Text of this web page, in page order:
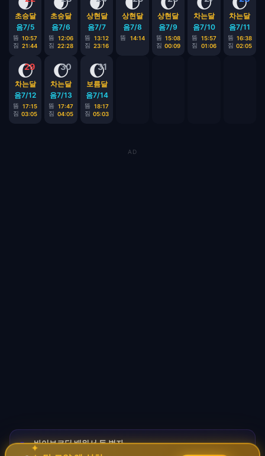
초승달
음7/5
뜸 10:57
짐 21:44
초승달
음7/6
뜸
12:06
짐 22:28
상현달
음7/7
뜸
13:12
짐 23:16
상현달
음7/8
뜸 14:14
상현달
음7/9
뜸 15:08
짐 00:09
차는달
음7/10
뜸
15:57
짐
01:06
차는달
음7/11
뜸 16:38
짐 02:05
29
🌔
차는달
음7/12
뜸
17:15
짐 03:05
30
🌔
차는달
음7/13
뜸
17:47
짐 04:05
31
🌔
보름달
음7/14
뜸
18:17
짐 05:03
AD
🚀바이브코딩 배워서 돈 벌자
코딩 몰라도 AI로 자동화 수익 시스템 구축 · 무료
✦ ✧